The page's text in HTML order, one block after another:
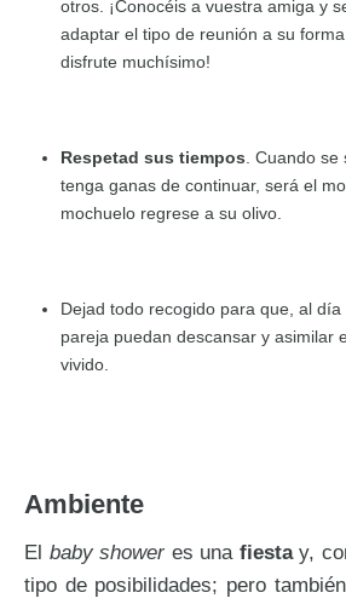
otros. ¡Conocéis a vuestra amiga y
adaptar el tipo de reunión a su
disfrute muchísimo!
Respetad sus tiempos . Cuando
tenga ganas de continuar, será el
mochuelo regrese a su olivo.
Dejad todo recogido para que, al
pareja puedan descansar y asimilar
vivido.
Ambiente
El baby showeres una fiestay,
tipo de posibilidades; pero